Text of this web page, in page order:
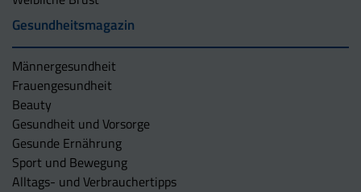
Gesundheitsmagazin
Männergesundheit
Frauengesundheit
Beauty
Gesundheit und Vorsorge
Gesunde Ernährung
Sport und Bewegung
Alltags- und Verbrauchertipps